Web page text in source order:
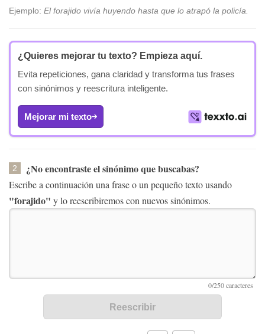
Ejemplo: El forajido vivía huyendo hasta que lo atrapó la policía.
¿Quieres mejorar tu texto? Empieza aquí.
Evita repeticiones, gana claridad y transforma tus frases
con sinónimos y reescritura inteligente.
Mejorar mi texto
2 ¿No encontraste el sinónimo que buscabas?
Escribe a continuación una frase o un pequeño texto usando
"forajido" y lo reescribiremos con nuevos sinónimos.